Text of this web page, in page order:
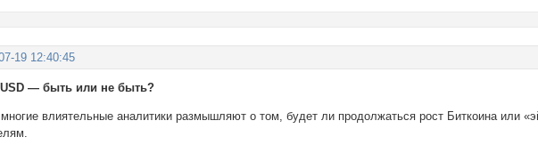
19 12:40:45
USD — быть или не быть?
влиятельные аналитики размышляют о том, будет ли продолжаться рост Биткоина или